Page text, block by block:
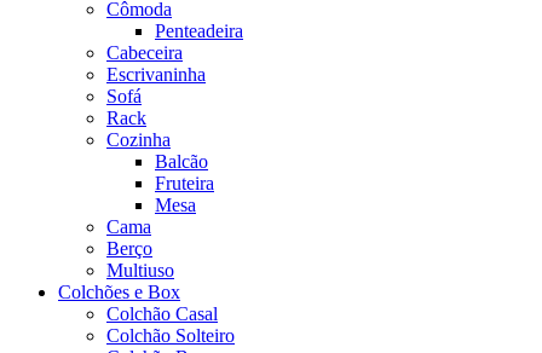
Cômoda
Penteadeira
Cabeceira
Escrivaninha
Sofá
Rack
Cozinha
Balcão
Fruteira
Mesa
Cama
Berço
Multiuso
Colchões e Box
Colchão Casal
Colchão Solteiro